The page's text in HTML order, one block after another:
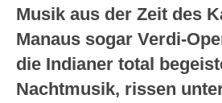
Musik aus der Zeit des
Manaus sogar Verdi-
die Indianer total
Nachtmusik, rissen